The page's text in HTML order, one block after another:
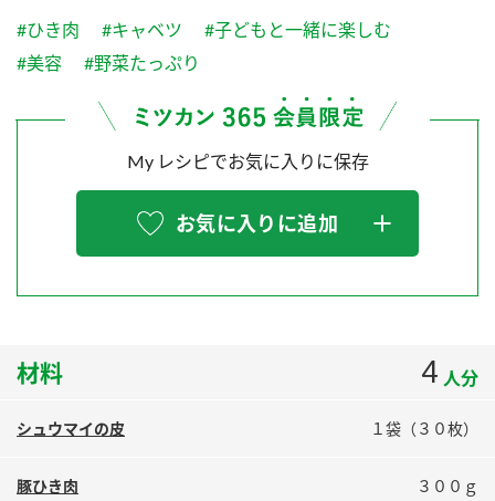
ふりかけ おすしの素
炊き込みご飯の素 米飯用調味液
Fibee
納豆のサイト
三ツ判山吹
スペシャルサイト
お酢を知ろう！
すしラボ
納豆の豆知識
ロングセラー商品 ＋ おすすめレシピ
MIM（ミツカンミュージアム）
お客様相談センター
お客様の声をいかしました
販売終了製品のご案内
よくあるご質問
ミツカン公式通販
#ひき肉 #キャベツ
#子どもと一緒に楽しむ
#美容
#野菜たっぷり
My レシピでお気に入りに保存
お気に入りに追加
材料 4 人分
シュウマイの皮 １袋（３０枚）
豚ひき肉 ３００ｇ